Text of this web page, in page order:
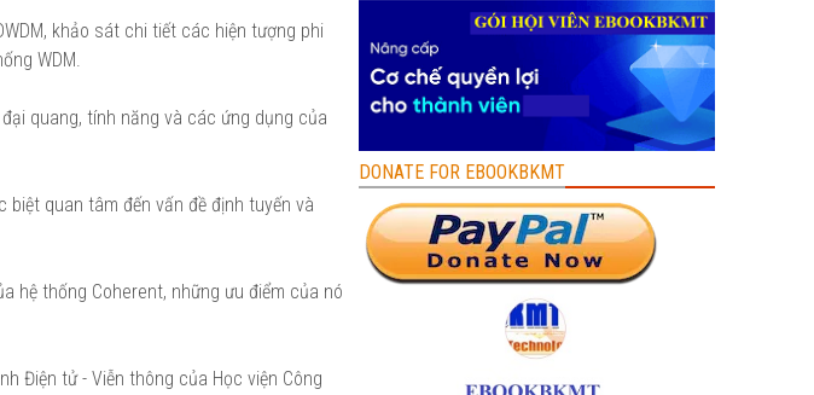
khảo sát chi tiết các hiện tượng phi
WDM.
quang, tính năng và các ứng dụng của
biệt quan tâm đến vấn đề định tuyến và
hệ thống Coherent, những ưu điểm của nó
Điện tử - Viễn thông của Học viện Công
DONATE FOR EBOOKBKMT